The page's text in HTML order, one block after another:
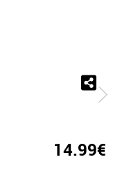
Costume da pastore ebraico
14.99€